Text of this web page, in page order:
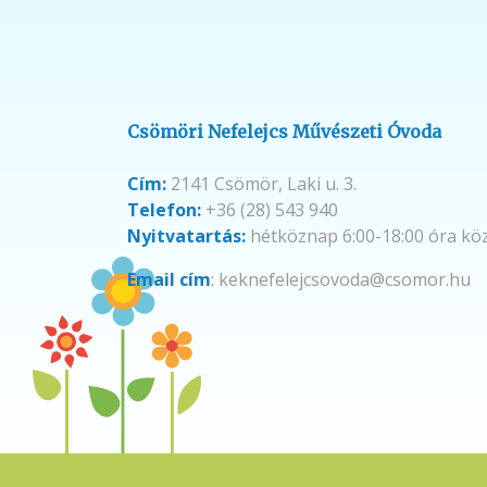
Csömöri Nefelejcs Művészeti Óvoda
Cím: 2141 Csömör, Laki u. 3.
Telefon: +36 (28) 543 940
Nyitvatartás: hétköznap 6:00-18:00 óra
Email cím: keknefelejcsovoda@csomor.hu